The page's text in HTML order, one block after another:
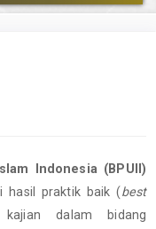
Indonesia (BPUII)
hasil praktik baik (best
dalam bidang